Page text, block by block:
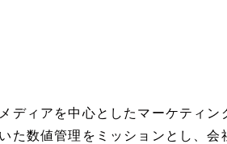
ディアを中心としたマーケティン
た数値管理をミッションとし、